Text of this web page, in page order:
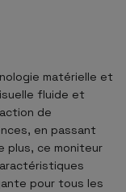
matérielle et
fluide et
de
en passant
plus, ce moniteur
pour tous les